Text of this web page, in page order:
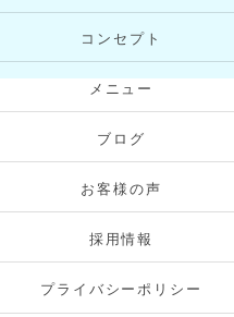
コンセプト
メニュー
ブログ
お客様の声
採用情報
プライバシーポリシー